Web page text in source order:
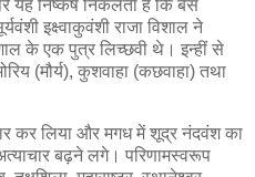
यह निष्कर्ष निकलता है कि बैस
इक्ष्वाकुवंशी राजा विशाल ने
के एक पुत्र लिच्छवी थे। इन्हीं से
(मौर्य), कुशवाहा (कछवाहा) तथा
कर लिया और मगध में शूद्र नंदवंश का
बढ़ने लगे। परिणामस्वरूप